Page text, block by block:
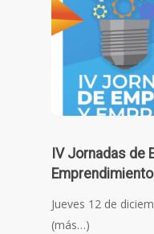
IV Jornadas de
Emprendimiento
Jueves 12 de
(más…)